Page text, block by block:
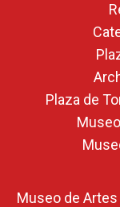
Plaza de
Museo de